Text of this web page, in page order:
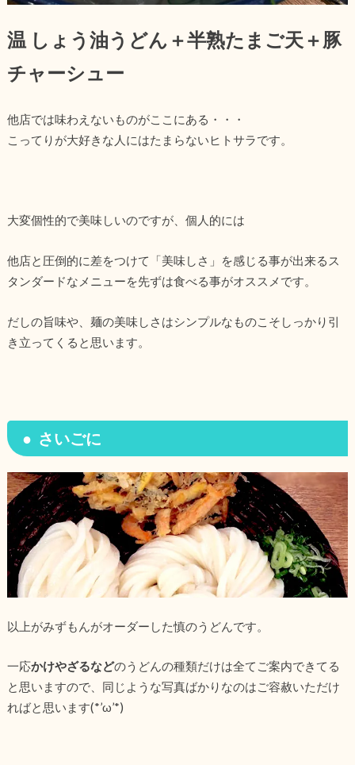
温 しょう油うどん＋半熟たまご天＋豚
チャーシュー
他店では味わえないものがここにある・・・
こってりが大好きな人にはたまらないヒトサラです。
大変個性的で美味しいのですが、個人的には
他店と圧倒的に差をつけて「美味しさ」を感じる事が出来るス
タンダードなメニューを先ずは食べる事がオススメです。
だしの旨味や、麺の美味しさはシンプルなものこそしっかり引
き立ってくると思います。
さいごに
以上がみずもんがオーダーした慎のうどんです。
一応かけやざるなどのうどんの種類だけは全てご案内できてる
と思いますので、同じような写真ばかりなのはご容赦いただけ
ればと思います(*’ω’*)